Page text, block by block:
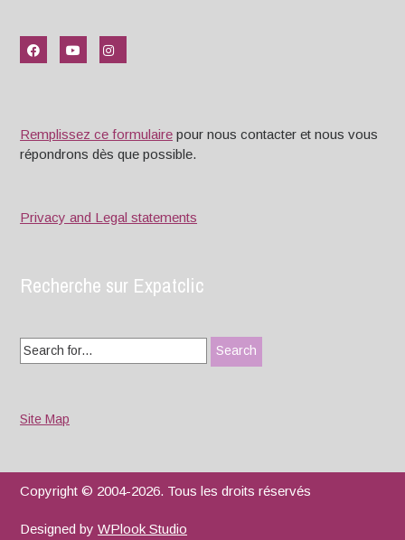
Remplissez ce formulaire pour nous contacter et nous vous
répondrons dès que possible.
Privacy and Legal statements
Recherche sur Expatclic
Search
for:
Site Map
Copyright © 2004-2026. Tous les droits réservés
Designed byWPlook Studio